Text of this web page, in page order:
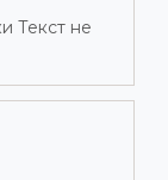
Текст не